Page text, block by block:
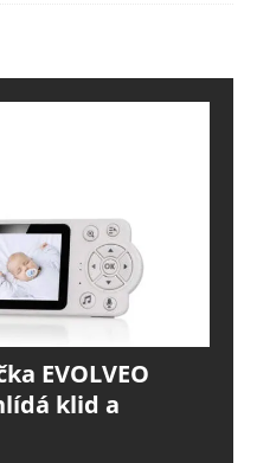
EVOLVEO
klid a